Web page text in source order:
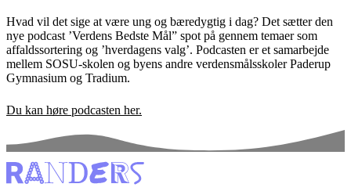
Hvad vil det sige at være ung og bæredygtig i dag? Det sætter den
nye podcast ’Verdens Bedste Mål” spot på gennem temaer som
affaldssortering og ’hverdagens valg’. Podcasten er et samarbejde
mellem SOSU-skolen og byens andre verdensmålsskoler Paderup
Gymnasium og Tradium.
Du kan høre podcasten her.